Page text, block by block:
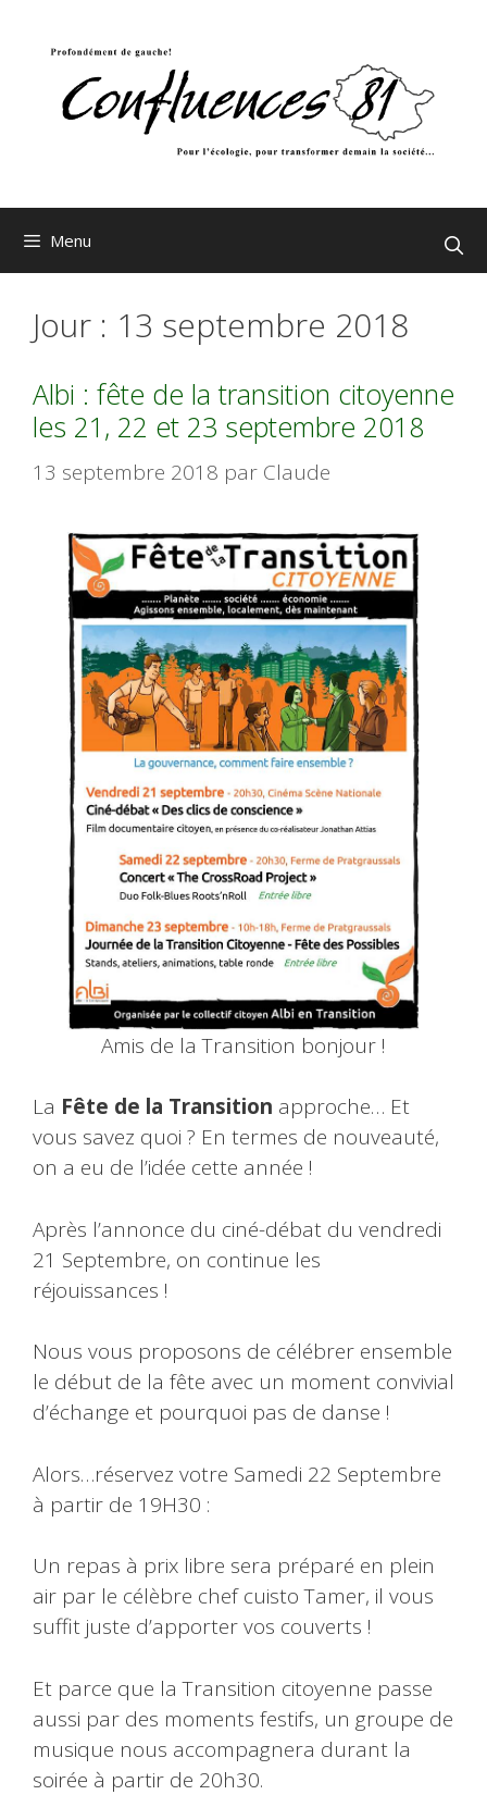
Menu
Jour : 13 septembre 2018
Albi : fête de la transition citoyenne
les 21, 22 et 23 septembre 2018
13 septembre 2018 par Claude
Amis de la Transition bonjour !
La Fête de la Transition approche… Et
vous savez quoi ? En termes de nouveauté,
on a eu de l’idée cette année !
Après l’annonce du ciné-débat du vendredi
21 Septembre, on continue les
réjouissances !
Nous vous proposons de célébrer ensemble
le début de la fête avec un moment convivial
d’échange et pourquoi pas de danse !
Alors…réservez votre Samedi 22 Septembre
à partir de 19H30 :
Un repas à prix libre sera préparé en plein
air par le célèbre chef cuisto Tamer, il vous
suffit juste d’apporter vos couverts !
Et parce que la Transition citoyenne passe
aussi par des moments festifs, un groupe de
musique nous accompagnera durant la
soirée à partir de 20h30.